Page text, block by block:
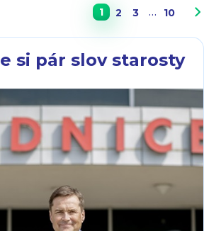
1 2 3 … 10
si pár slov starosty